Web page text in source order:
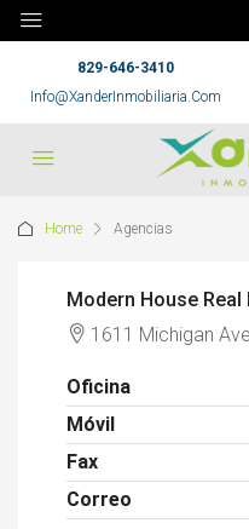
829-646-3410
Info@XanderInmobiliaria.Com
Home Agencias
Modern House Real
1611 Michigan
Oficina
Móvil
Fax
Correo